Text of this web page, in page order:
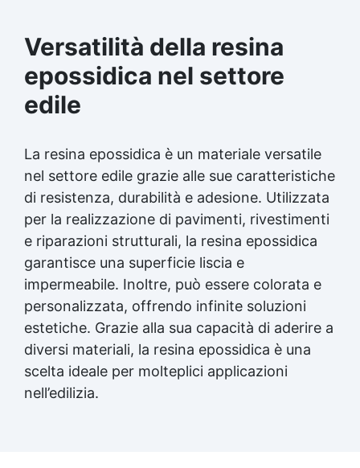
Versatilità della resina
epossidica nel settore
edile
La resina epossidica è un materiale versatile
nel settore edile grazie alle sue caratteristiche
di resistenza, durabilità e adesione. Utilizzata
per la realizzazione di pavimenti, rivestimenti
e riparazioni strutturali, la resina epossidica
garantisce una superficie liscia e
impermeabile. Inoltre, può essere colorata e
personalizzata, offrendo infinite soluzioni
estetiche. Grazie alla sua capacità di aderire a
diversi materiali, la resina epossidica è una
scelta ideale per molteplici applicazioni
nell’edilizia.